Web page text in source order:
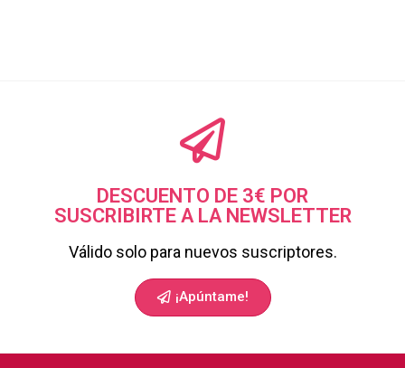
DESCUENTO DE 3€ POR
SUSCRIBIRTE A LA NEWSLETTER
Válido solo para nuevos suscriptores.
¡Apúntame!